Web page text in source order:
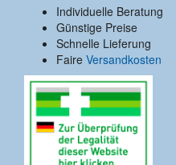
Individuelle Beratung
Günstige Preise
Schnelle Lieferung
Faire Versandkosten